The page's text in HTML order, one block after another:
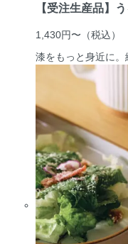
【受注生産品】
1,430円〜 （税込）
漆をもっと身近に